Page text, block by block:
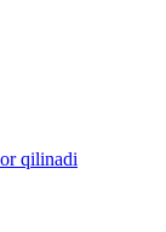
qilinadi